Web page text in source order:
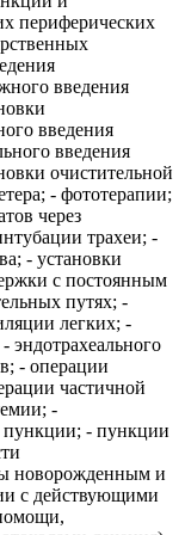
периферических
введения
введения
введения
очистительной
- фототерапии;
через
трахеи; -
- установки
с постоянным
путях; -
легких; -
эндотрахеального
- операции
частичной
-
пункции; - пункции
новорожденным и
с действующими